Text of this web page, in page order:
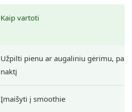
Kaip vartoti
Užpilti pienu ar augaliniu gėrimu,
naktį
Įmaišyti į smoothie